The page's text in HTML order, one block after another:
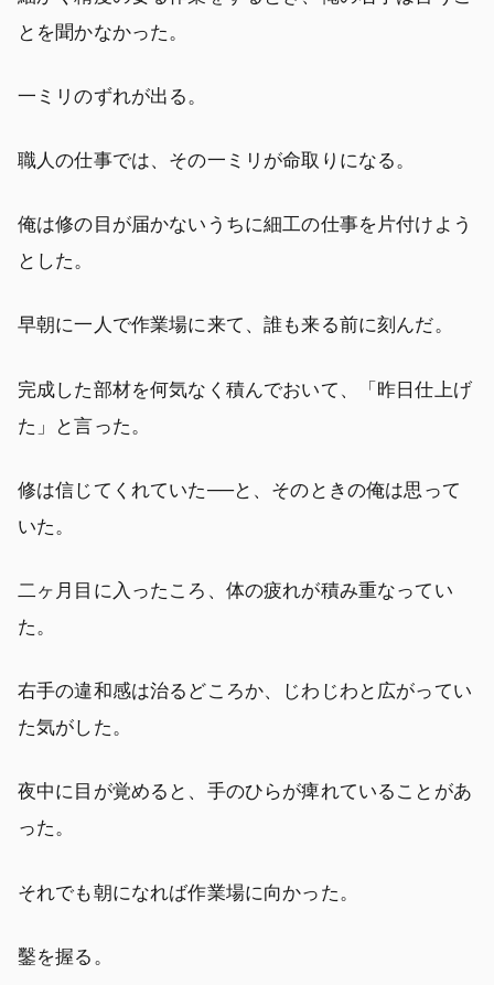
とを聞かなかった。
一ミリのずれが出る。
職人の仕事では、その一ミリが命取りになる。
俺は修の目が届かないうちに細工の仕事を片付けよう
とした。
早朝に一人で作業場に来て、誰も来る前に刻んだ。
完成した部材を何気なく積んでおいて、「昨日仕上げ
た」と言った。
修は信じてくれていた──と、そのときの俺は思って
いた。
二ヶ月目に入ったころ、体の疲れが積み重なってい
た。
右手の違和感は治るどころか、じわじわと広がってい
た気がした。
夜中に目が覚めると、手のひらが痺れていることがあ
った。
それでも朝になれば作業場に向かった。
鑿を握る。